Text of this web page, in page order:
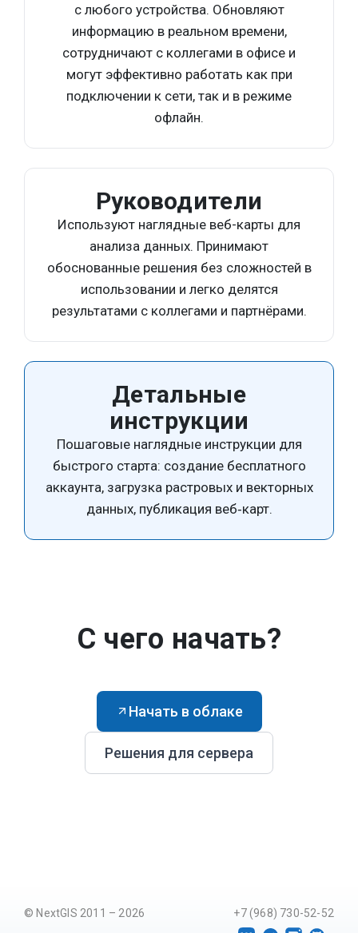
с любого устройства. Обновляют
информацию в реальном времени,
сотрудничают с коллегами в офисе и
могут эффективно работать как при
подключении к сети, так и в режиме
офлайн.
Руководители
Используют наглядные веб-карты для
анализа данных. Принимают
обоснованные решения без сложностей в
использовании и легко делятся
результатами с коллегами и партнёрами.
Детальные
инструкции
Пошаговые наглядные инструкции для
быстрого старта: создание бесплатного
аккаунта, загрузка растровых и векторных
данных, публикация веб‑карт.
С чего начать?
Начать в облаке
Решения для сервера
+7 (968) 730-52-52
© NextGIS 2011 – 2026